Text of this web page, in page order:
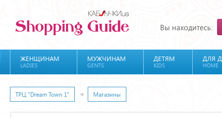
Вы находитесь:
ЖЕНЩИНАМ
LADIES
МУЖЧИНАМ
GENTS
ДЕТЯМ
KIDS
ДЛЯ
HOME
ТРЦ "Dream Town 1" Магазины